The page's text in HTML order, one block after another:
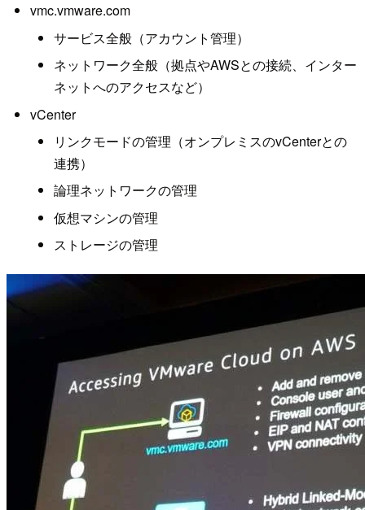
vmc.vmware.com
サービス全般（アカウント管理）
ネットワーク全般（拠点やAWSとの接続、インター
ネットへのアクセスなど）
vCenter
リンクモードの管理（オンプレミスのvCenterとの
連携）
論理ネットワークの管理
仮想マシンの管理
ストレージの管理